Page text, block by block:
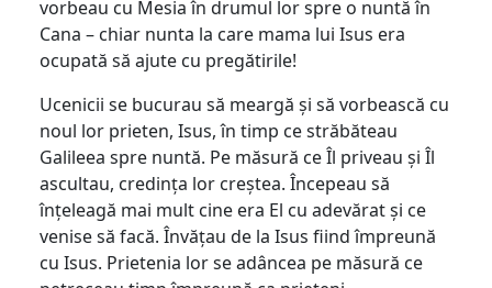
vorbeau cu Mesia în drumul lor spre o nuntă în
Cana – chiar nunta la care mama lui Isus era
ocupată să ajute cu pregătirile!
Ucenicii se bucurau să meargă și să vorbească cu
noul lor prieten, Isus, în timp ce străbăteau
Galileea spre nuntă. Pe măsură ce Îl priveau și Îl
ascultau, credința lor creștea. Începeau să
înțeleagă mai mult cine era El cu adevărat și ce
venise să facă. Învățau de la Isus fiind împreună
cu Isus. Prietenia lor se adâncea pe măsură ce